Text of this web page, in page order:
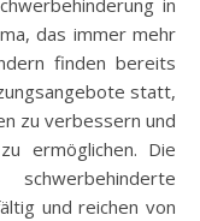
das immer mehr
finden bereits
statt,
zu verbessern und
ermöglichen. Die
und reichen von